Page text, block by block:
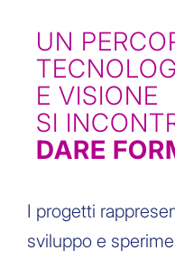
UN
E VISIONE
SI
DARE
I progetti
sviluppo e